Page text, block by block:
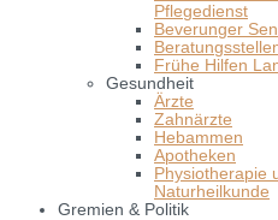
Pflegedienst
Beverunger
Frühe Hilfen
Gesundheit
Ärzte
Zahnärzte
Hebammen
Apotheken
Physiotherapie
Naturheilkunde
Gremien & Politik